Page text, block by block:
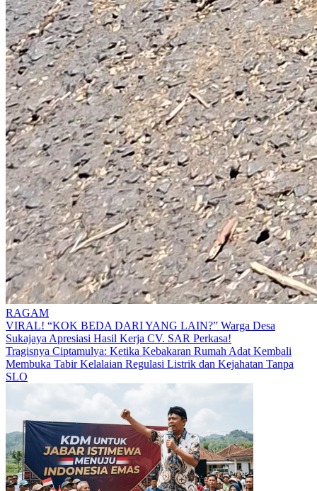
RAGAM
​VIRAL! “KOK BEDA DARI YANG LAIN?” Warga Desa
Sukajaya Apresiasi Hasil Kerja CV. SAR Perkasa!
Tragisnya Ciptamulya: Ketika Kebakaran Rumah Adat Kembali
Membuka Tabir Kelalaian Regulasi Listrik dan Kejahatan Tanpa
SLO​